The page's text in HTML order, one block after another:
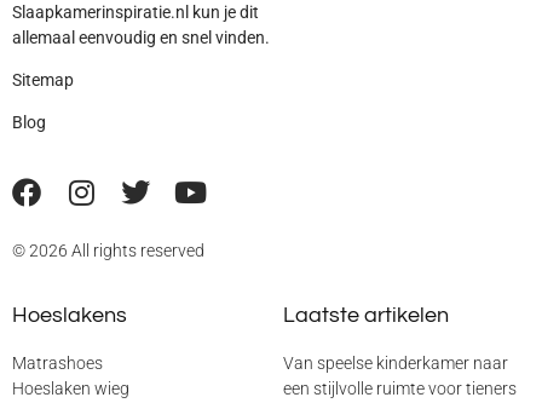
Slaapkamerinspiratie.nl kun je dit
allemaal eenvoudig en snel vinden.
Sitemap
Blog
© 2026 All rights reserved
Hoeslakens
Matrashoes
Hoeslaken wieg
Laatste artikelen
Van speelse kinderkamer naar
een stijlvolle ruimte voor tieners